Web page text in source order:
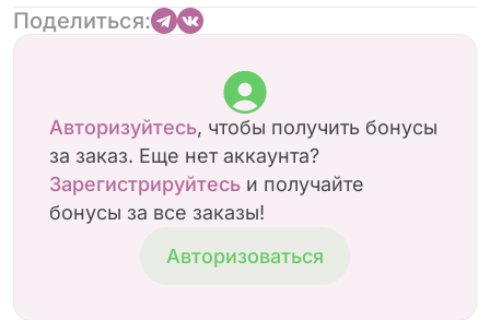
Поделиться:
Авторизуйтесь, чтобы получить бонусы
за заказ. Еще нет аккаунта?
Зарегистрируйтесь и получайте
бонусы за все заказы!
Авторизоваться